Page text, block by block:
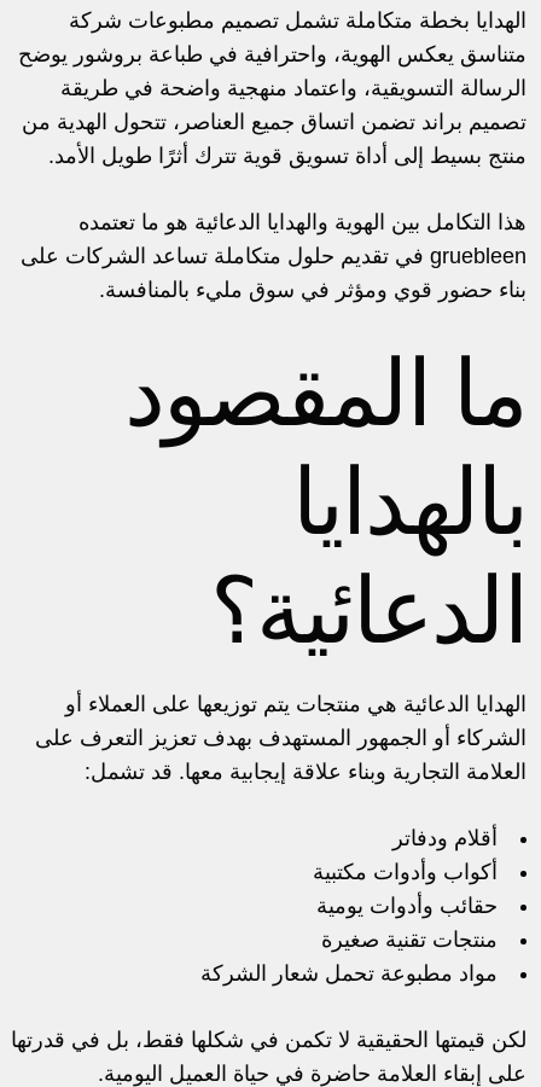
الهدايا بخطة متكاملة تشمل تصميم مطبوعات شركة
متناسق يعكس الهوية، واحترافية في طباعة بروشور يوضح
الرسالة التسويقية، واعتماد منهجية واضحة في طريقة
تصميم براند تضمن اتساق جميع العناصر، تتحول الهدية من
منتج بسيط إلى أداة تسويق قوية تترك أثرًا طويل الأمد.
هذا التكامل بين الهوية والهدايا الدعائية هو ما تعتمده
gruebleen في تقديم حلول متكاملة تساعد الشركات على
بناء حضور قوي ومؤثر في سوق مليء بالمنافسة.
ما المقصود
بالهدايا
الدعائية؟
الهدايا الدعائية هي منتجات يتم توزيعها على العملاء أو
الشركاء أو الجمهور المستهدف بهدف تعزيز التعرف على
العلامة التجارية وبناء علاقة إيجابية معها. قد تشمل:
أقلام ودفاتر
أكواب وأدوات مكتبية
حقائب وأدوات يومية
منتجات تقنية صغيرة
مواد مطبوعة تحمل شعار الشركة
لكن قيمتها الحقيقية لا تكمن في شكلها فقط، بل في قدرتها
على إبقاء العلامة حاضرة في حياة العميل اليومية.